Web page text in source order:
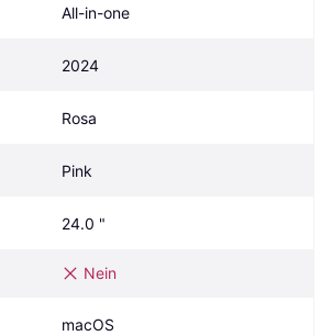
All-in-one
2024
Rosa
Pink
24.0 "
Nein
macOS